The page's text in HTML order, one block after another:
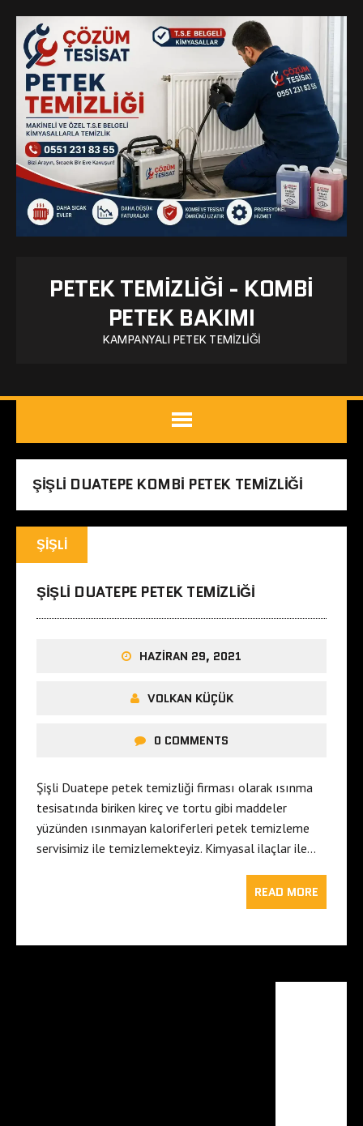
PETEK TEMIZLIĞI - KOMBI
PETEK BAKIMI
KAMPANYALI PETEK TEMIZLIĞI
ŞIŞLI DUATEPE KOMBI PETEK TEMIZLIĞI
ŞIŞLI
ŞIŞLI DUATEPE PETEK TEMIZLIĞI
HAZIRAN 29, 2021
VOLKAN KÜÇÜK
0 COMMENTS
Şişli Duatepe petek temizliği firması olarak ısınma
tesisatında biriken kireç ve tortu gibi maddeler
yüzünden ısınmayan kaloriferleri petek temizleme
servisimiz ile temizlemekteyiz. Kimyasal ilaçlar ile…
READ MORE